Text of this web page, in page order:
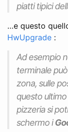
piatti tipici
…e questo
HwUpgrade :
Ad esempio
terminale
zona, sulle
questo
pizzeria si
schermo i